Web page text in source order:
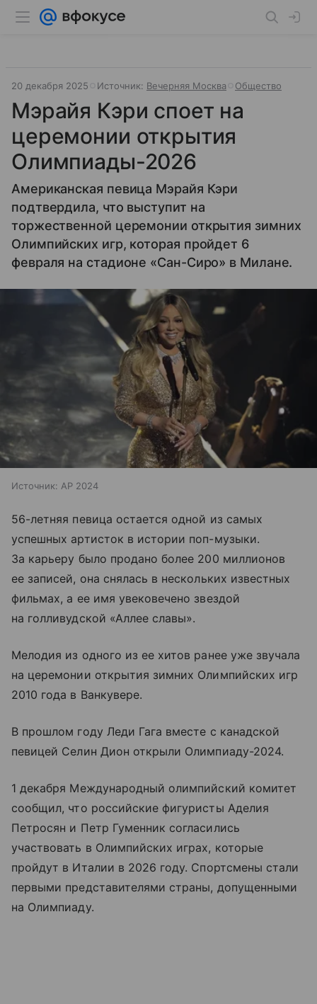
20 декабря 2025 Источник: Вечерняя Москва Общество
Мэрайя Кэри споет на
церемонии открытия
Олимпиады-2026
Американская певица Мэрайя Кэри
подтвердила, что выступит на
торжественной церемонии открытия зимних
Олимпийских игр, которая пройдет 6
февраля на стадионе «Сан-Сиро» в Милане.
Источник: AP 2024
56-летняя певица остается одной из самых
успешных артисток в истории поп-музыки.
За карьеру было продано более 200 миллионов
ее записей, она снялась в нескольких известных
фильмах, а ее имя увековечено звездой
на голливудской «Аллее славы».
Мелодия из одного из ее хитов ранее уже звучала
на церемонии открытия зимних Олимпийских игр
2010 года в Ванкувере.
В прошлом году Леди Гага вместе с канадской
певицей Селин Дион открыли Олимпиаду-2024.
1 декабря Международный олимпийский комитет
сообщил, что российские фигуристы Аделия
Петросян и Петр Гуменник согласились
участвовать в Олимпийских играх, которые
пройдут в Италии в 2026 году. Спортсмены стали
первыми представителями страны, допущенными
на Олимпиаду.